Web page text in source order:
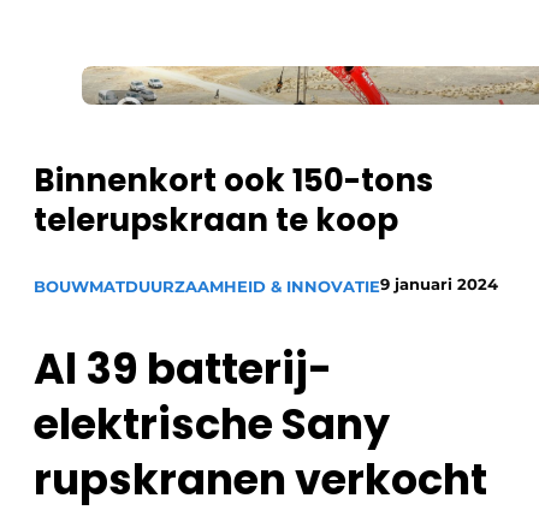
De Pen
Binnenkort ook 150-tons
telerupskraan te koop
BOUWMATDUURZAAMHEID & INNOVATIE9 januari 2024
Al 39 batterij-
elektrische Sany
rupskranen verkocht